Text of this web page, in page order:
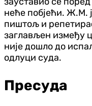
неће побјећи. Ж.М.
пиштољ и
заглављен између
није дошло до
одлуци суда.
Пресуда